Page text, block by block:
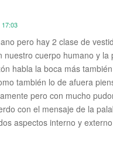
17:03
pero hay 2 clase de
nuestro cuerpo humano y la
habla la boca más
también lo de afuera
pero con mucho
con el mensaje de la
aspectos interno y externo